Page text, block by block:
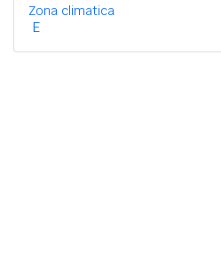
Zona climatica
E